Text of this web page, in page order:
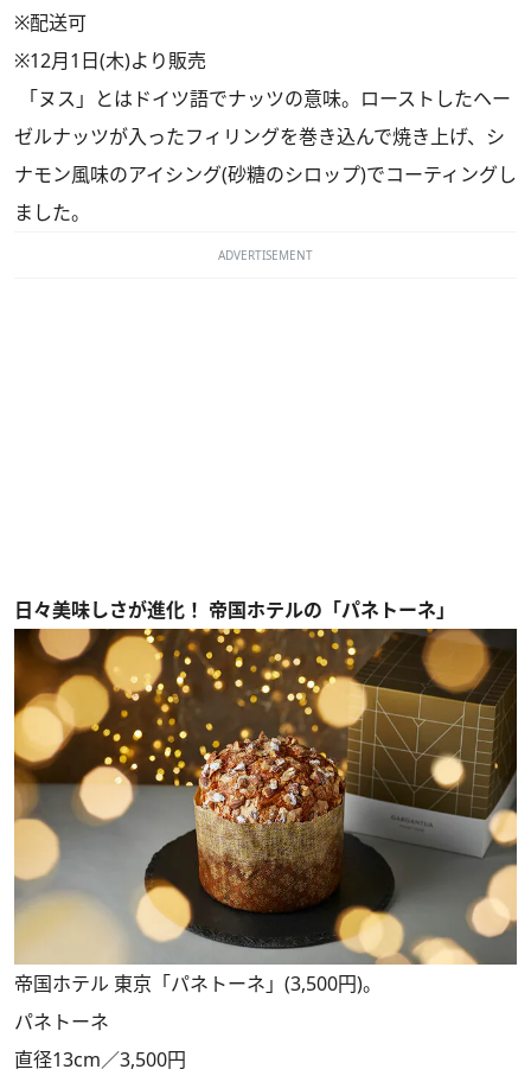
※配送可
※12月1日(木)より販売
「ヌス」とはドイツ語でナッツの意味。ローストしたヘー
ゼルナッツが入ったフィリングを巻き込んで焼き上げ、シ
ナモン風味のアイシング(砂糖のシロップ)でコーティングし
ました。
ADVERTISEMENT
日々美味しさが進化！ 帝国ホテルの「パネトーネ」
帝国ホテル 東京「パネトーネ」(3,500円)。
パネトーネ
直径13cm／3,500円